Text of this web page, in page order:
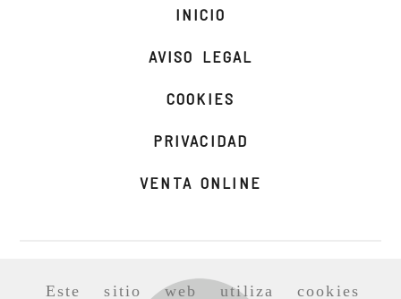
Este sitio web utiliza cookies
INICIO
AVISO LEGAL
COOKIES
PRIVACIDAD
VENTA ONLINE